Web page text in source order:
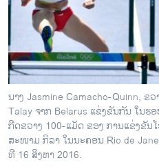
ຊຸມຊົນຊາວລາວ
ວິທະຍາສາດ-ເທັກໂນໂລຈີ
ທຸລະກິດ
ພາສາອັງກິດ
ວີດີໂອ
ສຽງ
ລາຍການກະຈາຍສຽງ
ນາງ Jasmine Camacho-Quinn, ຂ
Talay ຈາກ Belarus ແຂ່ງຂັນກັນ ໃນຮ
ກີດຂວາງ 100-ແມັດ ຂອງ ການແຂ່ງຂັ
ສະໜາມ ກິລາ ໃນນະຄອນ Rio de
ທີ 16 ສິງຫາ 2016.